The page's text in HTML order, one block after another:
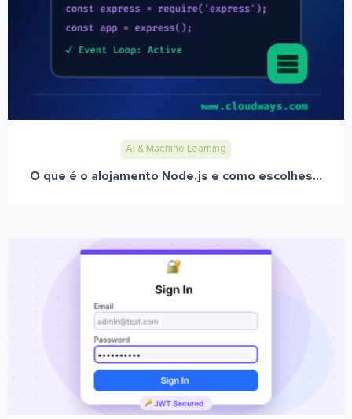
AI & Machine Learning
O que é o alojamento Node.js e como escolhes...